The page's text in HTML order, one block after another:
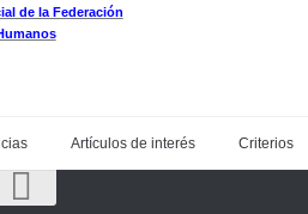
de la Federación
Artículos de interés Criterios